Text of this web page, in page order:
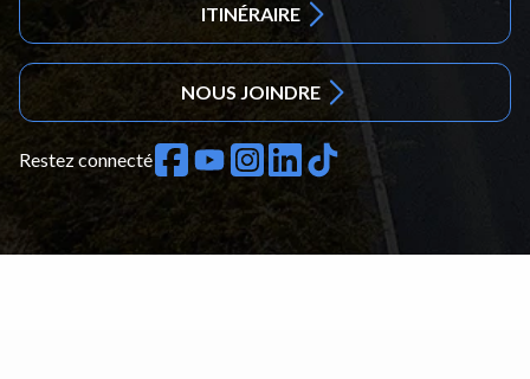
ITINÉRAIRE
NOUS JOINDRE
Restez connecté